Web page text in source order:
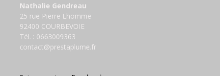
Nathalie Gendreau
25 rue Pierre Lhomme
92400 COURBEVOIE
Tél. : 0663009363
contact@prestaplume.fr